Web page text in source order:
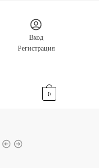
Вход
Регистрация
0